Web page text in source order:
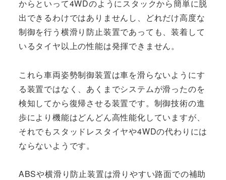
からといって4WDのようにスタックから簡単に脱
出できるわけではありませんし、どれだけ高度な
制御を行う横滑り防止装置であっても、装着して
いるタイヤ以上の性能は発揮できません。
これら車両姿勢制御装置は車を滑らないようにす
る装置ではなく、あくまでシステムが滑ったのを
検知してから復帰させる装置です。制御技術の進
歩により機能はどんどん高性能化していますが、
それでもスタッドレスタイヤや4WDの代わりには
ならないようです。
ABSや横滑り防止装置は滑りやすい路面での補助